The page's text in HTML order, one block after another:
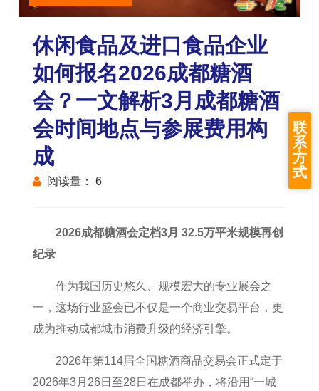
休闲食品及进口食品企业
如何报名2026成都糖酒
会？一文解析3月成都糖酒
会时间地点与参展费用构
成
阅读量： 6
2026成都糖酒会定档3月 32.5万平米规模再创
纪录
作为我国历史悠久、规模宏大的专业展会之
一，这场行业盛会已不仅是一个商业交易平台，更
成为推动成都城市消费升级的经济引擎。
2026年第114届全国糖酒商品交易会正式定于
2026年3月26日至28日在成都举办，将沿用“一城
联
系
方
式